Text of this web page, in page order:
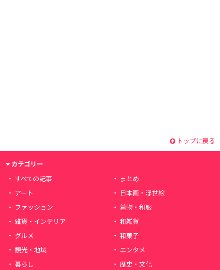
トップに戻る
カテゴリー
すべての記事
まとめ
アート
日本画・浮世絵
ファッション
着物・和服
雑貨・インテリア
和雑貨
グルメ
和菓子
観光・地域
エンタメ
暮らし
歴史・文化